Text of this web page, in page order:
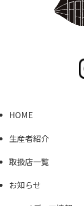
HOME
生産者紹介
取扱店一覧
お知らせ